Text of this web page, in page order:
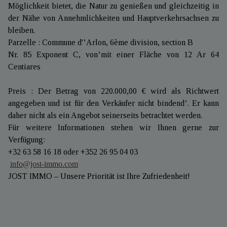
Möglichkeit bietet, die Natur zu genießen und gleichzeitig in
der Nähe von Annehmlichkeiten und Hauptverkehrsachsen zu
bleiben.
Parzelle : Commune d'’Arlon, 6ème division, section B
Nr. 85 Exponent C, von’mit einer Fläche von 12 Ar 64
Centiares
Preis : Der Betrag von 220.000,00 € wird als Richtwert
angegeben und ist für den Verkäufer nicht bindend’. Er kann
daher nicht als ein Angebot seinerseits betrachtet werden.
Für weitere Informationen stehen wir Ihnen gerne zur
Verfügung:
+32 63 58 16 18 oder +352 26 95 04 03
info@jost-immo.com
JOST IMMO – Unsere Priorität ist Ihre Zufriedenheit!